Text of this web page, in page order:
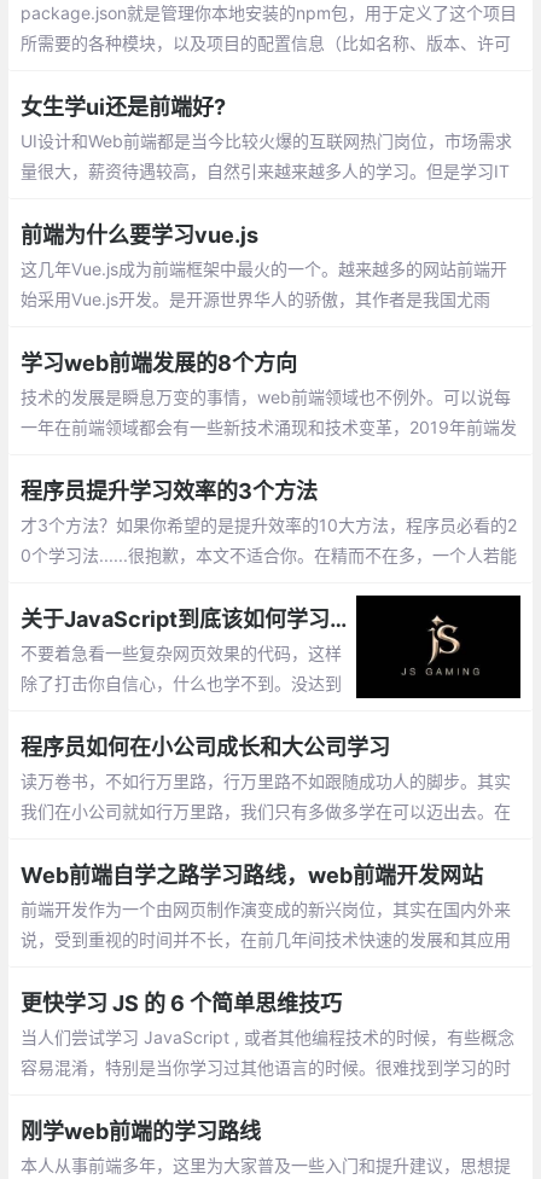
package.json就是管理你本地安装的npm包，用于定义了这个项目
所需要的各种模块，以及项目的配置信息（比如名称、版本、许可
女生学ui还是前端好?
UI设计和Web前端都是当今比较火爆的互联网热门岗位，市场需求
量很大，薪资待遇较高，自然引来越来越多人的学习。但是学习IT
是Web前端好？
前端为什么要学习vue.js
这几年Vue.js成为前端框架中最火的一个。越来越多的网站前端开
始采用Vue.js开发。是开源世界华人的骄傲，其作者是我国尤雨
备和多平台的Vue.js.
学习web前端发展的8个方向
技术的发展是瞬息万变的事情，web前端领域也不例外。可以说每
一年在前端领域都会有一些新技术涌现和技术变革，2019年前端发
点一下。
程序员提升学习效率的3个方法
才3个方法？如果你希望的是提升效率的10大方法，程序员必看的2
0个学习法......很抱歉，本文不适合你。在精而不在多，一个人若能
头了。
关于JavaScript到底该如何学习？
不要着急看一些复杂网页效果的代码，这样
除了打击你自信心，什么也学不到。没达到
典的。别急着加技术交流QQ群，加牛人QQ
程序员如何在小公司成长和大公司学习
读万卷书，不如行万里路，行万里路不如跟随成功人的脚步。其实
我们在小公司就如行万里路，我们只有多做多学在可以迈出去。在
级开发，去了解他们。
Web前端自学之路学习路线，web前端开发网站
前端开发作为一个由网页制作演变成的新兴岗位，其实在国内外来
说，受到重视的时间并不长，在前几年间技术快速的发展和其应用
其的易入门性和不错的发展前景，吸引了众多前端爱好者和转行人
员的青睐。
更快学习 JS 的 6 个简单思维技巧
当人们尝试学习 JavaScript , 或者其他编程技术的时候，有些概念
容易混淆，特别是当你学习过其他语言的时候。很难找到学习的时
再一次忘记。
刚学web前端的学习路线
本人从事前端多年，这里为大家普及一些入门和提升建议，思想提